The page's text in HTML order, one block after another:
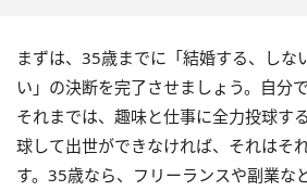
まずは、35歳までに「結婚する、しな
い」の決断を完了させましょう。自分
それまでは、趣味と仕事に全力投球す
球して出世ができなければ、それはそ
す。35歳なら、フリーランスや副業な